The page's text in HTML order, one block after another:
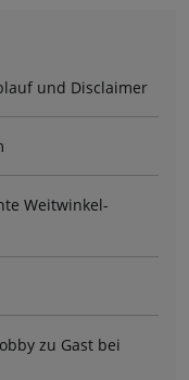
und Disclaimer
Weitwinkel-
zu Gast bei